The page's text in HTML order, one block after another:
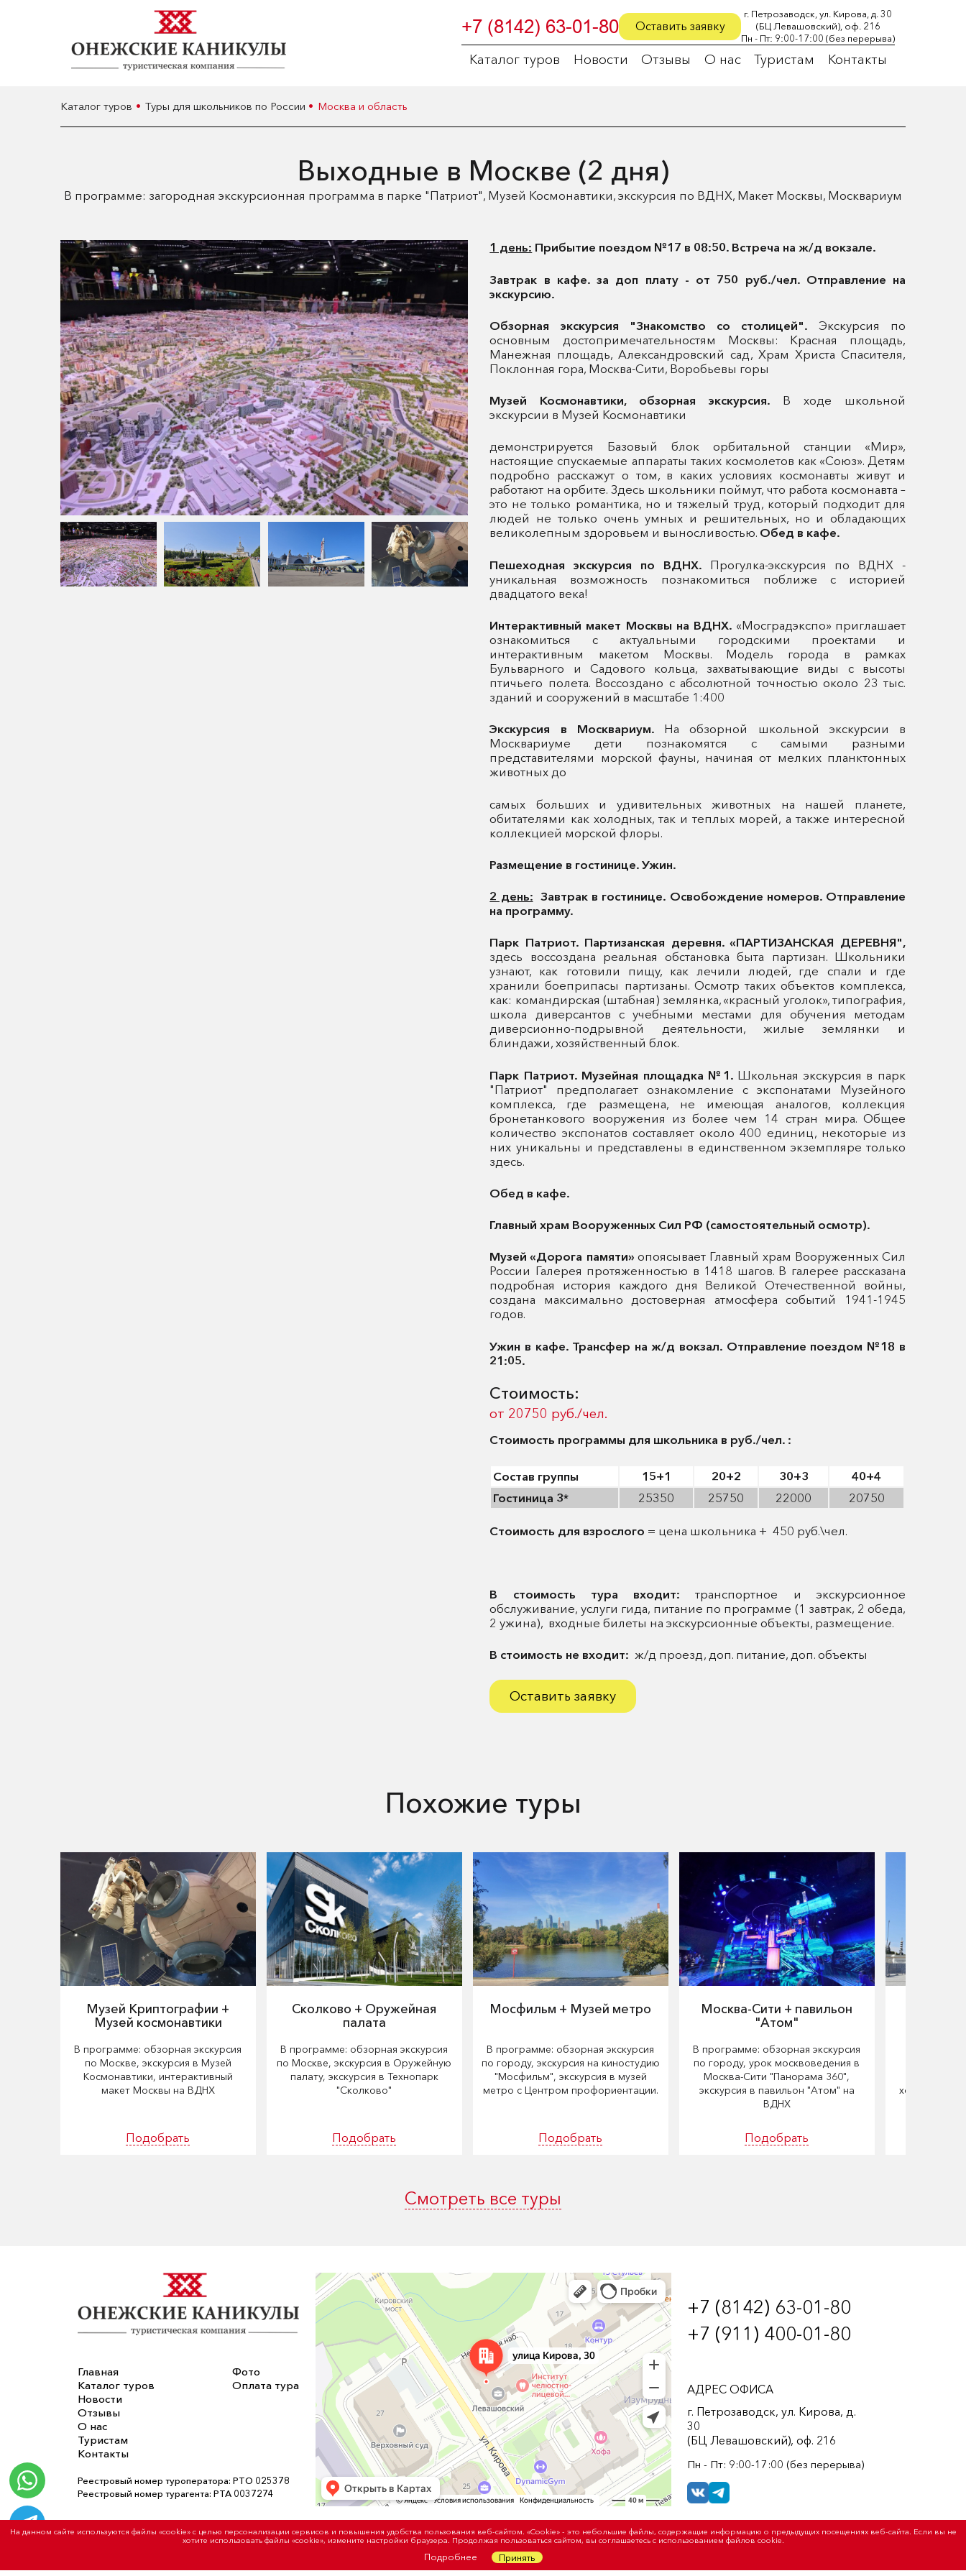
+7 (8142) 63-01-80 Оставить заявку
г. Петрозаводск, ул. Кирова, д. 30
(БЦ Левашовский), оф. 216
Пн - Пт: 9:00-17:00 (без перерыва)
Каталог туров Новости Отзывы О нас Туристам Контакты
Каталог туров Туры для школьников по России Москва и область
Выходные в Москве (2 дня)
В программе: загородная экскурсионная программа в парке "Патриот", Музей Космонавтики, экскурсия по ВДНХ, Макет Москвы, Москвариум
1 день: Прибытие поездом №17 в 08:50. Встреча на ж/д вокзале.
Завтрак в кафе. за доп плату - от 750 руб./чел. Отправление на
экскурсию.
Обзорная экскурсия "Знакомство со столицей". Экскурсия по
основным достопримечательностям Москвы: Красная площадь,
Манежная площадь, Александровский сад, Храм Христа Спасителя,
Поклонная гора, Москва-Сити, Воробьевы горы
Музей Космонавтики, обзорная экскурсия. В ходе школьной
экскурсии в Музей Космонавтики
демонстрируется Базовый блок орбитальной станции «Мир»,
настоящие спускаемые аппараты таких космолетов как «Союз». Детям
подробно расскажут о том, в каких условиях космонавты живут и
работают на орбите. Здесь школьники поймут, что работа космонавта –
это не только романтика, но и тяжелый труд, который подходит для
людей не только очень умных и решительных, но и обладающих
великолепным здоровьем и выносливостью. Обед в кафе.
Пешеходная экскурсия по ВДНХ. Прогулка-экскурсия по ВДНХ -
уникальная возможность познакомиться поближе с историей
двадцатого века!
Интерактивный макет Москвы на ВДНХ. «Мосградэкспо» приглашает
ознакомиться с актуальными городскими проектами и
интерактивным макетом Москвы. Модель города в рамках
Бульварного и Садового кольца, захватывающие виды с высоты
птичьего полета. Воссоздано с абсолютной точностью около 23 тыс.
зданий и сооружений в масштабе 1:400
Экскурсия в Москвариум. На обзорной школьной экскурсии в
Москвариуме дети познакомятся с самыми разными
представителями морской фауны, начиная от мелких планктонных
животных до
самых больших и удивительных животных на нашей планете,
обитателями как холодных, так и теплых морей, а также интересной
коллекцией морской флоры.
Размещение в гостинице. Ужин.
2 день: Завтрак в гостинице. Освобождение номеров. Отправление
на программу.
Парк Патриот. Партизанская деревня. «ПАРТИЗАНСКАЯ ДЕРЕВНЯ",
здесь воссоздана реальная обстановка быта партизан. Школьники
узнают, как готовили пищу, как лечили людей, где спали и где
хранили боеприпасы партизаны. Осмотр таких объектов комплекса,
как: командирская (штабная) землянка, «красный уголок», типография,
школа диверсантов с учебными местами для обучения методам
диверсионно-подрывной деятельности, жилые землянки и
блиндажи, хозяйственный блок.
Парк Патриот. Музейная площадка №1. Школьная экскурсия в парк
"Патриот" предполагает ознакомление с экспонатами Музейного
комплекса, где размещена, не имеющая аналогов, коллекция
бронетанкового вооружения из более чем 14 стран мира. Общее
количество экспонатов составляет около 400 единиц, некоторые из
них уникальны и представлены в единственном экземпляре только
здесь.
Обед в кафе.
Главный храм Вооруженных Сил РФ (самостоятельный осмотр).
Музей «Дорога памяти» опоясывает Главный храм Вооруженных Сил
России Галерея протяженностью в 1418 шагов. В галерее рассказана
подробная история каждого дня Великой Отечественной войны,
создана максимально достоверная атмосфера событий 1941-1945
годов.
Ужин в кафе. Трансфер на ж/д вокзал. Отправление поездом №18 в
21:05.
Стоимость:
от 20750 руб./чел.
Стоимость программы для школьника в руб./чел. :
Состав группы 15+1 20+2 30+3
40+4
Гостиница 3*
25350 25750 22000 20750
Стоимость для взрослого = цена школьника + 450 руб.\чел.
В стоимость тура входит:транспортное и экскурсионное
обслуживание, услуги гида, питание по программе (1 завтрак, 2 обеда,
2 ужина), входные билеты на экскурсионные объекты, размещение.
В стоимость не входит:ж/д проезд, доп. питание, доп. объекты
Оставить заявку
Похожие туры
Музей Криптографии +
Музей космонавтики
В программе: обзорная экскурсия
по Москве, экскурсия в Музей
Космонавтики, интерактивный
макет Москвы на ВДНХ
Подобрать
Сколково + Оружейная
палата
В программе: обзорная экскурсия
по Москве, экскурсия в Оружейную
палату, экскурсия в Технопарк
"Сколково"
Подобрать
Мосфильм + Музей метро
В программе: обзорная экскурсия
по городу, экскурсия на киностудию
"Мосфильм", экскурсия в музей
метро с Центром профориентации.
Подобрать
Москва-Сити + павильон
"Атом"
В программе: обзорная экскурсия
по городу, урок москвоведения в
Москва-Сити "Панорама 360",
экскурсия в павильон "Атом" на
ВДНХ
Подобрать
хозяйства и
Смотреть все туры
Главная
Каталог туров
Новости
Отзывы
О нас
Туристам
Контакты
Фото
Оплата тура
Реестровый номер туроператора: РТО 025378
Реестровый номер турагента: РТА 0037274
+7 (8142) 63-01-80
+7 (911) 400-01-80
АДРЕС ОФИСА
г. Петрозаводск, ул. Кирова, д.
30
(БЦ Левашовский), оф. 216
Пн - Пт: 9:00-17:00 (без перерыва)
Туристическая компания «Онежские каникулы»
На данном сайте используются файлы «cookie» с целью персонализации сервисов и повышения удобства пользования веб-сайтом. «Cookie» - это небольшие файлы, содержащие информацию о предыдущих посещениях веб-сайта. Если вы не
хотите использовать файлы «cookie», измените настройки браузера. Продолжая пользоваться сайтом, вы соглашаетесь с использованием файлов cookie.
Подробнее Принять